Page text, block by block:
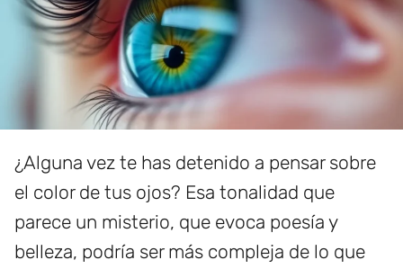
¿Alguna vez te has detenido a pensar sobre
el color de tus ojos? Esa tonalidad que
parece un misterio, que evoca poesía y
belleza, podría ser más compleja de lo que